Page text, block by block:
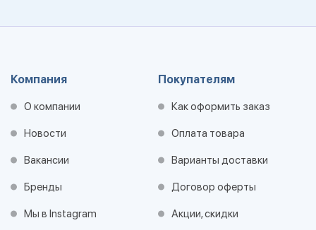
Компания
О компании
Новости
Вакансии
Бренды
Мы в Instagram
Покупателям
Как оформить заказ
Оплата товара
Варианты доставки
Договор оферты
Акции, скидки